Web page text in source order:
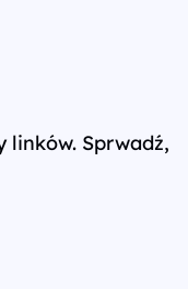
linków. Sprwadź,